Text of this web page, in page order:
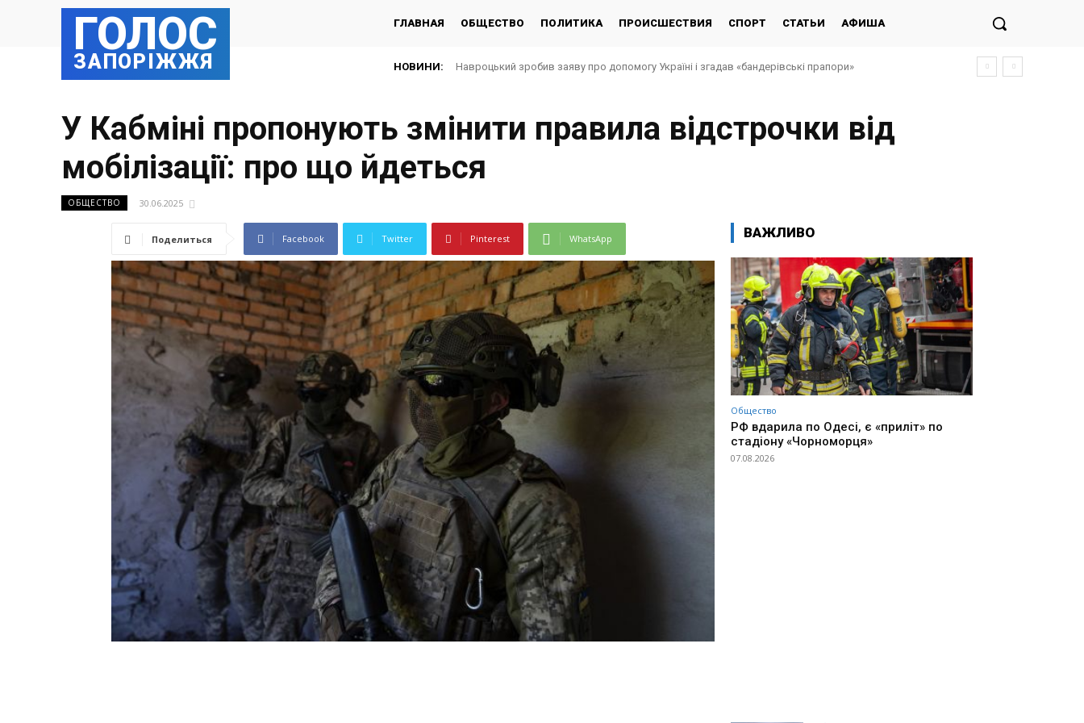
ГОЛОС
ЗАПОРІЖЖЯ
ГЛАВНАЯ ОБЩЕСТВО ПОЛИТИКА ПРОИСШЕСТВИЯ СПОРТ СТАТЬИ АФИША
НОВИНИ: Навроцький зробив заяву про допомогу Україні і згадав «бандерівські прапори»
У Кабміні пропонують змінити правила відстрочки від
мобілізації: про що йдеться
ОБЩЕСТВО 30.06.2025
Поделиться Facebook Twitter Pinterest WhatsApp ВАЖЛИВО
Общество
РФ вдарила по Одесі, є «приліт» по
стадіону «Чорноморця»
07.08.2026